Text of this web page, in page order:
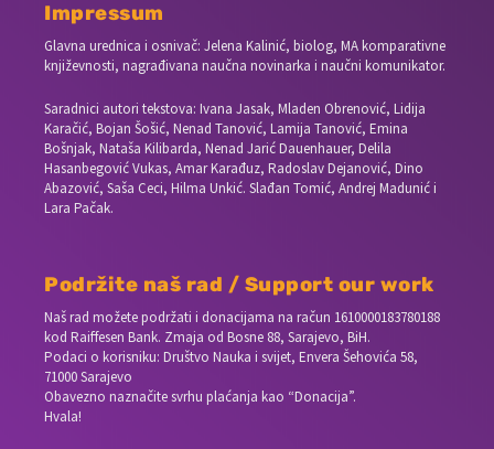
Impressum
Glavna urednica i osnivač: Jelena Kalinić, biolog, MA komparativne
književnosti, nagrađivana naučna novinarka i naučni komunikator.
Saradnici autori tekstova: Ivana Jasak, Mladen Obrenović, Lidija
Karačić, Bojan Šošić, Nenad Tanović, Lamija Tanović, Emina
Bošnjak, Nataša Kilibarda, Nenad Jarić Dauenhauer, Delila
Hasanbegović Vukas, Amar Karađuz, Radoslav Dejanović, Dino
Abazović, Saša Ceci, Hilma Unkić. Slađan Tomić, Andrej Madunić i
Lara Pačak.
Podržite naš rad / Support our work
Naš rad možete podržati i donacijama na račun 1610000183780188
kod Raiffesen Bank. Zmaja od Bosne 88, Sarajevo, BiH.
Podaci o korisniku: Društvo Nauka i svijet, Envera Šehovića 58,
71000 Sarajevo
Obavezno naznačite svrhu plaćanja kao “Donacija”.
Hvala!